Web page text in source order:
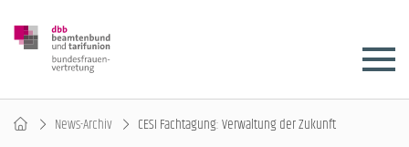
News-Archiv CESI Fachtagung: Verwaltung der Zukunft